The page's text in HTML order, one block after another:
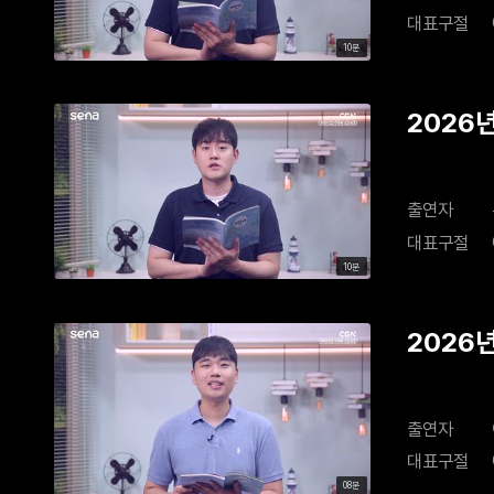
10분
대표구절
10분
2026
출연자
대표구절
08분
2026
출연자
대표구절